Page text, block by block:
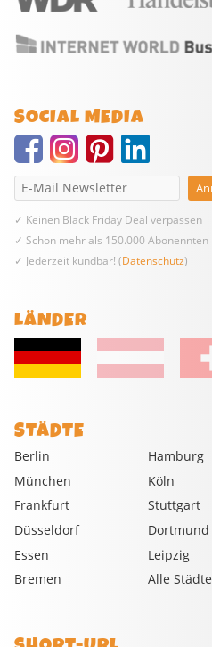
SOCIAL MEDIA
✓ Keinen Black Friday Deal verpassen
✓ Schon mehr als 150.000 Abonennten
✓ Jederzeit kündbar! (Datenschutz)
LÄNDER
STÄDTE
Berlin
Hamburg
München
Köln
Frankfurt
Stuttgart
Düsseldorf
Dortmund
Essen
Leipzig
Bremen
Alle Städte